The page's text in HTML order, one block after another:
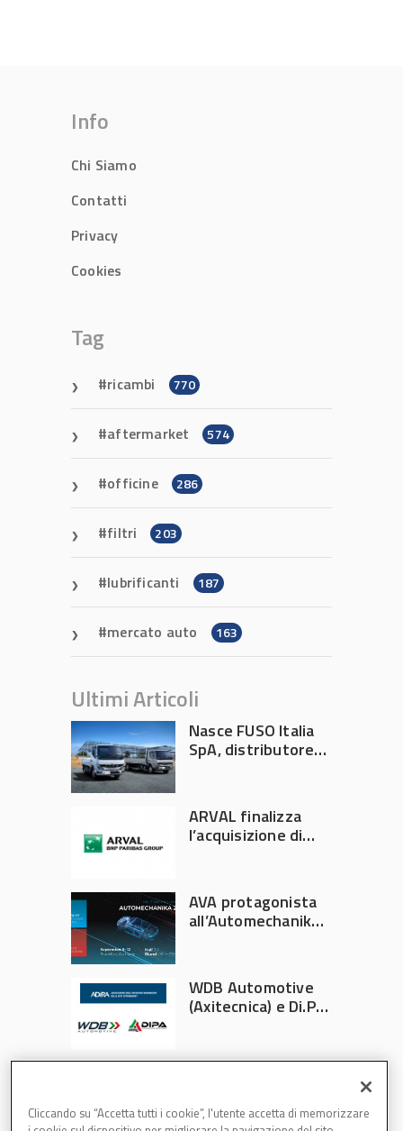
Info
Chi Siamo
Contatti
Privacy
Cookies
Tag
ricambi 770
aftermarket 574
officine 286
filtri 203
lubrificanti 187
mercato auto 163
Ultimi Articoli
Nasce FUSO Italia
SpA, distributore
ARVAL finalizza
l’acquisizione di
AVA protagonista
all’Automechanika
WDB Automotive
(Axitecnica) e Di.Pa.
Cliccando su “Accetta tutti i cookie”, l'utente accetta di memorizzare